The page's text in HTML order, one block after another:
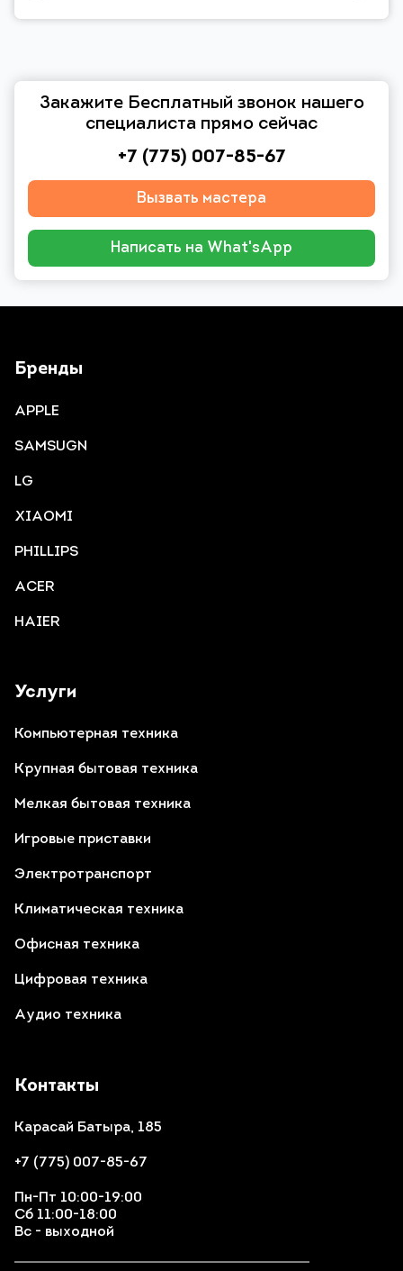
Закажите Бесплатный звонок нашего
специалиста прямо сейчас
+7 (775) 007-85-67
Вызвать мастера
Написать на What'sApp
Контакты
Карасай Батыра, 185
+7 (775) 007-85-67
Пн-Пт 10:00-19:00
Сб 11:00-18:00
Вс - выходной
Услуги
Компьютерная техника
Крупная бытовая техника
Мелкая бытовая техника
Игровые приставки
Электротранспорт
Климатическая техника
Офисная техника
Цифровая техника
Аудио техника
Бренды
APPLE
SAMSUGN
LG
XIAOMI
PHILLIPS
ACER
HAIER